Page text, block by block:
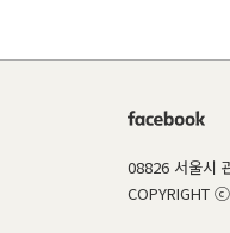
08826 서울시
COPYRIGHT